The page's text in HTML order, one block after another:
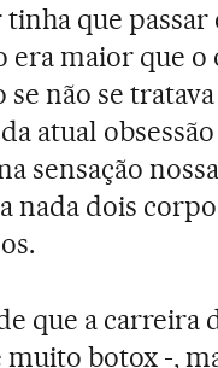
que
era maior que
não se
atual
sensação
nada dois
que a carreira
muito botox -,